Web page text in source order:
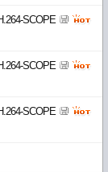
SCOPE
SCOPE
SCOPE